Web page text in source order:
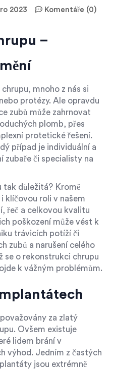
2023 Komentáře (0)
–
mnoho z nás si
protézy. Ale opravdu
zubů může zahrnovat
plomb, přes
protetické řešení.
případ je individuální a
zubaře či specialisty na
tak důležitá? Kromě
klíčovou roli v našem
řeč a celkovou kvalitu
poškození může vést k
trávicích potíží či
zubů a narušení celého
se o rekonstrukci chrupu
k vážným problémům.
za zlatý
Ovšem existuje
lidem brání v
výhod. Jedním z častých
jsou extrémně